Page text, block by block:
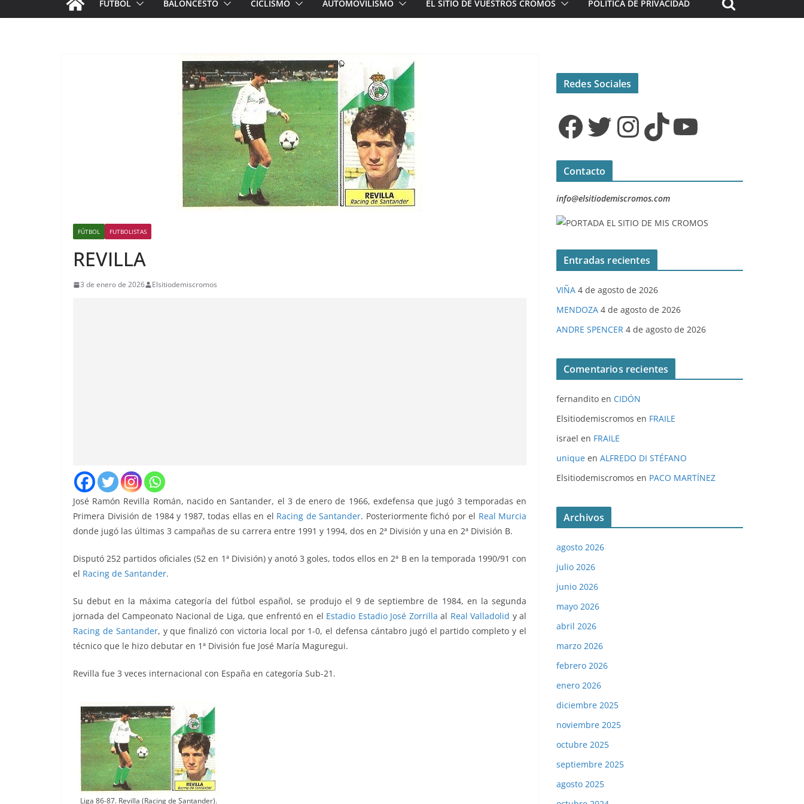
FÚTBOL BALONCESTO CICLISMO AUTOMOVILISMO EL SITIO DE VUESTROS CROMOS POLÍTICA DE PRIVACIDAD
FÚTBOL FUTBOLISTAS
REVILLA
3 de enero de 2026 Elsitiodemiscromos
José Ramón Revilla Román, nacido en Santander, el 3 de enero de 1966, exdefensa que jugó 3 temporadas en
Primera División de 1984 y 1987, todas ellas en el Racing de Santander. Posteriormente fichó por el Real Murcia
donde jugó las últimas 3 campañas de su carrera entre 1991 y 1994, dos en 2ª División y una en 2ª División B.
Disputó 252 partidos oficiales (52 en 1ª División) y anotó 3 goles, todos ellos en 2ª B en la temporada 1990/91 con
el Racing de Santander.
Su debut en la máxima categoría del fútbol español, se produjo el 9 de septiembre de 1984, en la segunda
jornada del Campeonato Nacional de Liga, que enfrentó en el Estadio Estadio José Zorrilla al Real Valladolid y al
Racing de Santander, y que finalizó con victoria local por 1-0, el defensa cántabro jugó el partido completo y el
técnico que le hizo debutar en 1ª División fue José María Maguregui.
Revilla fue 3 veces internacional con España en categoría Sub-21.
Liga 86-87. Revilla (Racing de Santander).
Redes Sociales
Facebook Twitter InstagramTikTok YouTube
Contacto
info@elsitiodemiscromos.com
Entradas recientes
VIÑA 4 de agosto de 2026
MENDOZA 4 de agosto de 2026
ANDRE SPENCER 4 de agosto de 2026
Comentarios recientes
fernandito en CIDÓN
Elsitiodemiscromos en FRAILE
israel en FRAILE
unique en ALFREDO DI STÉFANO
Elsitiodemiscromos en PACO MARTÍNEZ
Archivos
agosto 2026
julio 2026
junio 2026
mayo 2026
abril 2026
marzo 2026
febrero 2026
enero 2026
diciembre 2025
noviembre 2025
octubre 2025
septiembre 2025
agosto 2025